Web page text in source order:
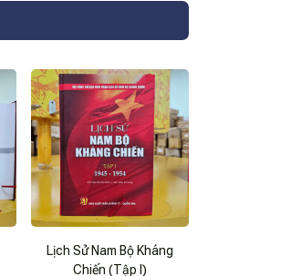
Lịch Sử Nam Bộ Kháng
Chiến (Tập I)